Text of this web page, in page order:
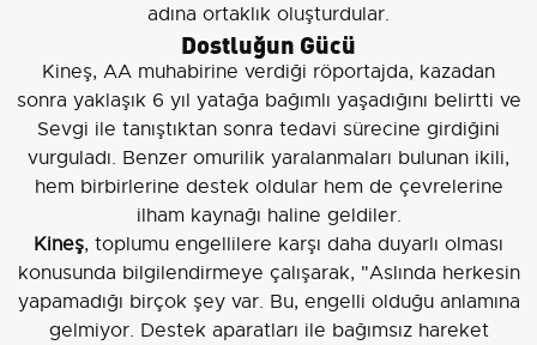
adına ortaklık oluşturdular.
Dostluğun Gücü
Kineş, AA muhabirine verdiği röportajda, kazadan
sonra yaklaşık 6 yıl yatağa bağımlı yaşadığını belirtti ve
Sevgi ile tanıştıktan sonra tedavi sürecine girdiğini
vurguladı. Benzer omurilik yaralanmaları bulunan ikili,
hem birbirlerine destek oldular hem de çevrelerine
ilham kaynağı haline geldiler.
Kineş, toplumu engellilere karşı daha duyarlı olması
konusunda bilgilendirmeye çalışarak, "Aslında herkesin
yapamadığı birçok şey var. Bu, engelli olduğu anlamına
gelmiyor. Destek aparatları ile bağımsız hareket